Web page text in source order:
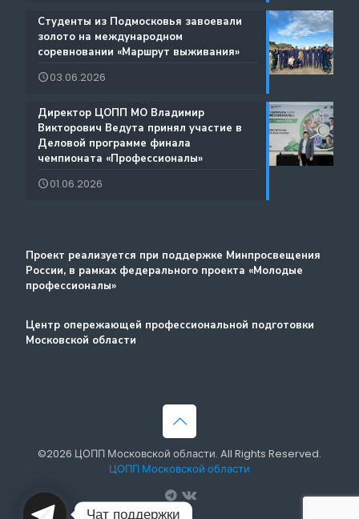
Региональный проект по Профориентации
Дополнительные образовательные услуги
Методический портал
Благодарности
Фестиваль профессий «Путь навыков»
Атлас доступных профессий для лиц с
интеллектуальными нарушениями
️Студенты из Подмосковья завоевали
золото на международном
соревновании «Маршрут выживания»
03.06.2026
️Директор ЦОПП МО Владимир
Викторович Ведута принял участие в
Деловой программе финала
чемпионата «Профессионалы»
01.06.2026
Проект реализуется при поддержке Минпросвещения
России, в рамках федерального проекта «Молодые
профессионалы»
Центр опережающей профессиональной подготовки
Московской области
©2026 ЦОПП Московской области. All Rights Reserved.
ЦОПП Московской области
Чат поддержки